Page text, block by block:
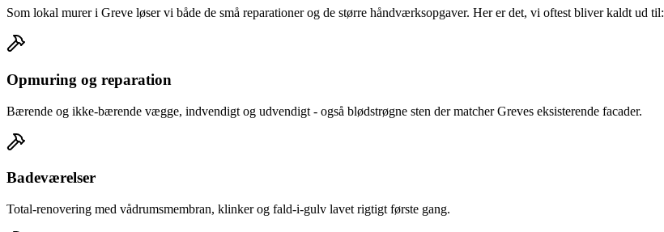
Som lokal murer i Greve løser vi både de små reparationer og de større håndværksopgaver. Her er det, vi oftest bliver kaldt ud til:
Opmuring og reparation
Bærende og ikke-bærende vægge, indvendigt og udvendigt - også blødstrøgne sten der matcher Greves eksisterende facader.
Badeværelser
Total-renovering med vådrumsmembran, klinker og fald-i-gulv lavet rigtigt første gang.